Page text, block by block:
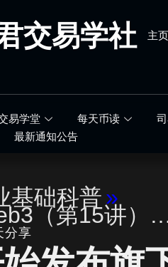
交易学社 主页
易学堂 每天币读
最新通知公告
基础科普»
（第15讲）
分享